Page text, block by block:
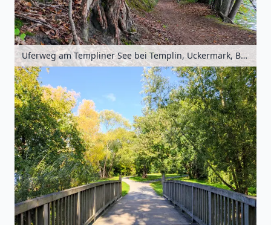
Uferweg am Templiner See bei Templin, Uckermark, Brandenburg, Deutschland